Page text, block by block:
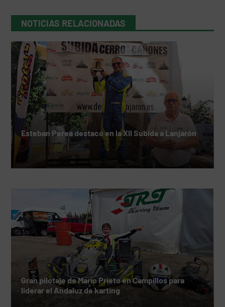
NOTICIAS RELACIONADAS
Esteban Perea destacó en la XII Subida a Lanjarón
Gran pilotaje de Mario Prieto en Campillos para
liderar el Andaluz de karting